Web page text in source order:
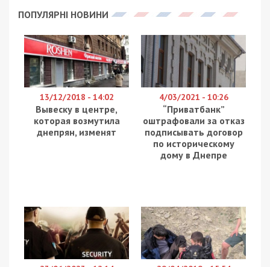
У неділю, 13 липня 2025 року, під ворожими
ударами були місто Самар, Нікопольський і
Синельниківський райони. Внаслідок атак росіян є
військову адміністрацію.
Самар
У Самарічерез удари БпЛА є постраждалий–
25-річний чоловік. Загалом там понівечені